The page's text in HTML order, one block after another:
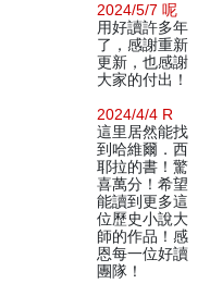
2024/5/7 呢
用好讀許多年
了，感謝重新
更新，也感謝
大家的付出！
2024/4/4 R
這里居然能找
到哈維爾．西
耶拉的書！驚
喜萬分！希望
能讀到更多這
位歷史小說大
師的作品！感
恩每一位好讀
團隊！